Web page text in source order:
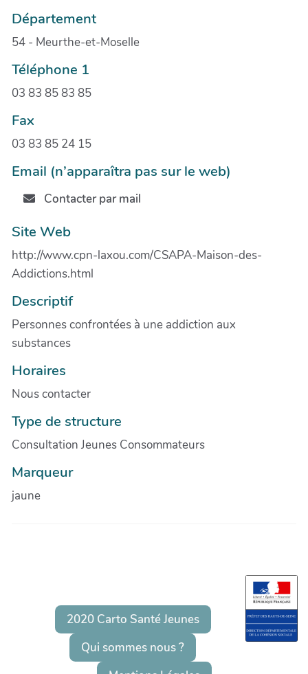
Département
54 - Meurthe-et-Moselle
Téléphone 1
03 83 85 83 85
Fax
03 83 85 24 15
Email (n’apparaîtra pas sur le web)
Contacter par mail
Site Web
http://www.cpn-laxou.com/CSAPA-Maison-des-
Addictions.html
Descriptif
Personnes confrontées à une addiction aux
substances
Horaires
Nous contacter
Type de structure
Consultation Jeunes Consommateurs
Marqueur
jaune
2020 Carto Santé Jeunes
Qui sommes nous ?